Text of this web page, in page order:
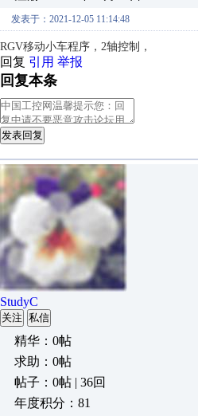
发表于：2021-12-05 11:14:48
RGV移动小车程序，2轴控制，
回复 引用 举报
回复本条
发表回复
StudyC
关注 私信
精华：0帖
求助：0帖
帖子：0帖 | 36回
年度积分：81